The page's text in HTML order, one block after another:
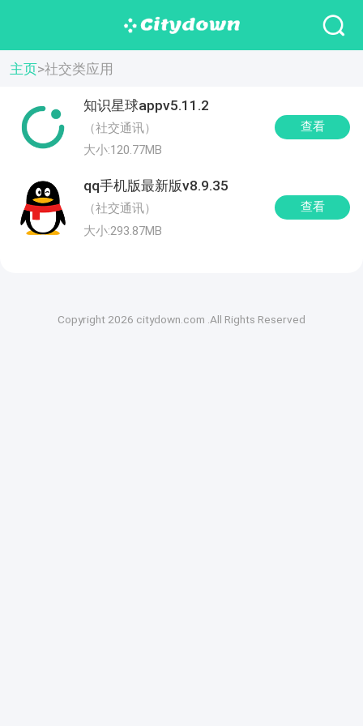
主页>社交类应用
知识星球appv5.11.2
（社交通讯）
大小:120.77MB
查看
qq手机版最新版v8.9.35
（社交通讯）
大小:293.87MB
查看
Copyright 2026 citydown.com .All Rights Reserved